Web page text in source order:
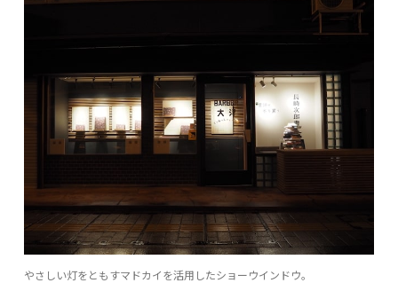
やさしい灯をともすマドカイを活用したショーウインドウ。